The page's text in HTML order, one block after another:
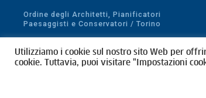
Ordine degli Architetti, Pianificatori
Paesaggisti e Conservatori / Torino
CF 80089280012
Utilizziamo i cookie sul nostro sito Web per
cookie. Tuttavia, puoi visitare "Impostazioni